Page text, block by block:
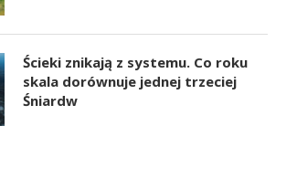
Ścieki znikają z systemu. Co roku
skala dorównuje jednej trzeciej
Śniardw